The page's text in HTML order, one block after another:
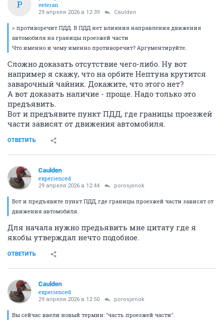
P
veteran
29 апреля 2026 в 12:39 Caulden
> противоречит ПДД. В ПДД нет влияния направления движения
автомобиля на границы проезжей части
Что именно и чему именно противоречит? Аргументируйте.
Сложно доказать отсутствие чего-либо. Ну вот
например я скажу, что на орбите Нептуна крутится
заварочный чайник. Докажите, что этого нет?
А вот доказать наличие - проще. Надо только это
предъявить.
Вот и предъявите пункт ПДД, где границы проезжей
части зависят от движения автомобиля.
ОТВЕТИТЬ
Caulden
experienced
29 апреля 2026 в 12:44 porosjenok
Вот и предъявите пункт ПДД, где границы проезжей части зависят от
движения автомобиля.
Для начала нужно предьявить мне цитату где я
якобы утверждал нечто подобное.
ОТВЕТИТЬ
Caulden
experienced
29 апреля 2026 в 12:50 porosjenok
Вы сейчас ввели новый термин: "часть проезжей части".